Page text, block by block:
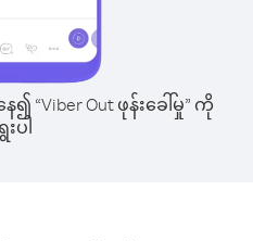
၍ “Viber Out ဖုန်းခေါ်မှု” ကို
ပါ